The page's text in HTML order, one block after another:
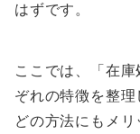
はずです。
ここでは、「在
ぞれの特徴を整理
どの方法にもメ